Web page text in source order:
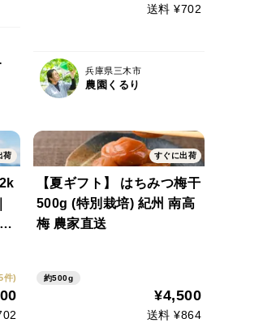
う）
送料 ¥702
兵庫県三木市
農園くるり
荷
件)
すぐに出荷
【夏ギフト】 はちみつ梅干
500g (特別栽培) 紀州 南高
梅 農家直送
約500g
¥4,500
送料 ¥864